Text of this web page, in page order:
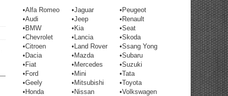
•Alfa Romeo •Jaguar •Peugeot
•Audi •Jeep •Renault
•BMW •Kia •Seat
•Chevrolet •Lancia •Skoda
•Citroen •Land Rover •Ssang Yong
•Dacia •Mazda •Subaru
•Fiat •Mercedes •Suzuki
•Ford •Mini •Tata
•Geely •Mitsubishi •Toyota
•Honda •Nissan •Volkswagen